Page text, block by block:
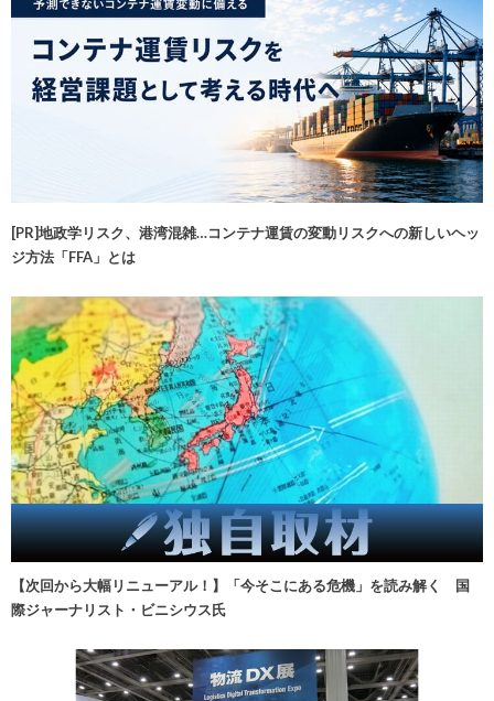
[PR]地政学リスク、港湾混雑…コンテナ運賃の変動リスクへの新しいヘッ
ジ方法「FFA」とは
【次回から大幅リニューアル！】「今そこにある危機」を読み解く 国
際ジャーナリスト・ビニシウス氏